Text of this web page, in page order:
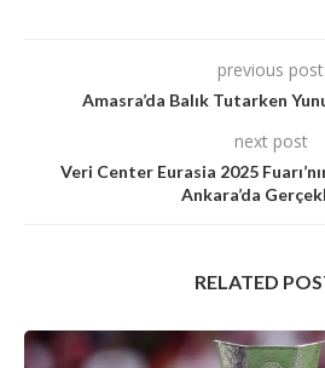
previous post
Amasra’da Balık Tutarken
next post
Veri Center Eurasia 2025
Ankara’da
RELATED